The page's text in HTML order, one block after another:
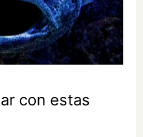
con estas